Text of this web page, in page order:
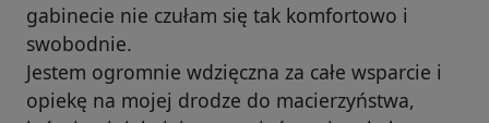
gabinecie nie czułam się tak komfortowo i
swobodnie.
Jestem ogromnie wdzięczna za całe wsparcie i
opiekę na mojej drodze do macierzyństwa,